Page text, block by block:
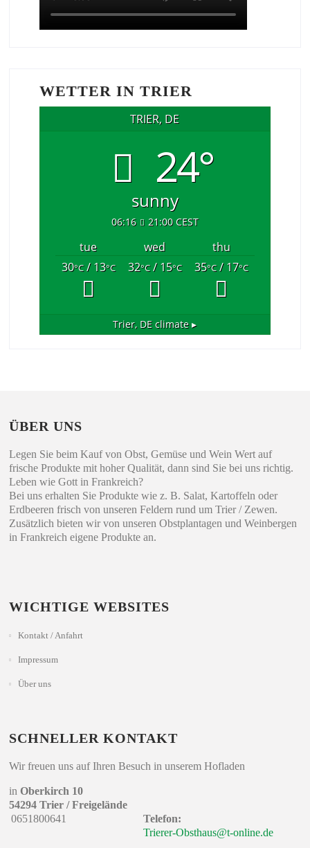
WETTER IN TRIER
TRIER, DE
24°
sunny
06:16 21:00 CEST
tue wed
thu
30°C/ 13°C 32°C/ 15°C 35°C/ 17°C
Trier, DE climate ▸
ÜBER UNS
Legen Sie beim Kauf von Obst, Gemüse und Wein Wert auf
frische Produkte mit hoher Qualität, dann sind Sie bei uns richtig.
Leben wie Gott in Frankreich?
Bei uns erhalten Sie Produkte wie z. B. Salat, Kartoffeln oder
Erdbeeren frisch von unseren Feldern rund um Trier / Zewen.
Zusätzlich bieten wir von unseren Obstplantagen und Weinbergen
in Frankreich eigene Produkte an.
WICHTIGE WEBSITES
Kontakt / Anfahrt
Impressum
Über uns
SCHNELLER KONTAKT
Wir freuen uns auf Ihren Besuch in unserem Hofladen
in Oberkirch 10
54294 Trier / Freigelände
Telefon:
0651800641
Trierer-Obsthaus@t-online.de